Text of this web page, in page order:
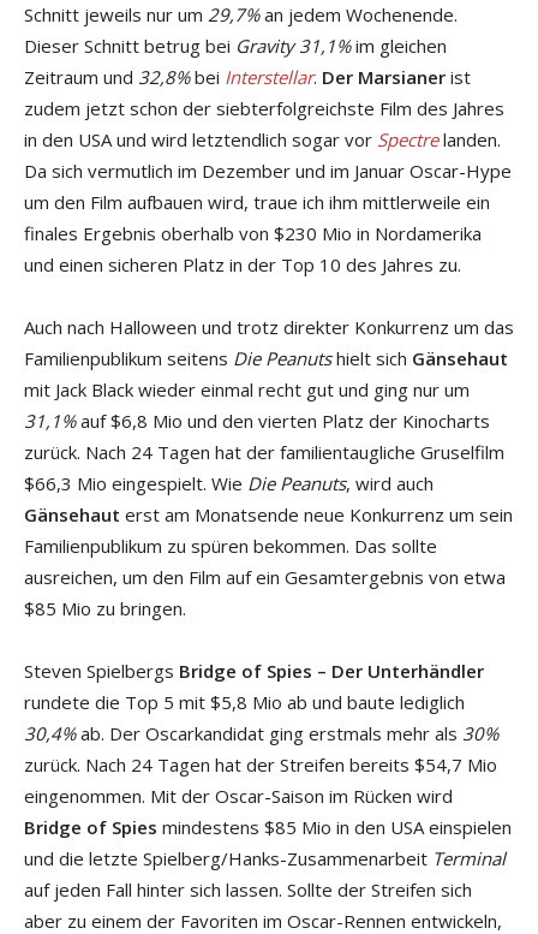
Schnitt jeweils nur um 29,7%an jedem Wochenende.
Dieser Schnitt betrug bei Gravity 31,1%im gleichen
Zeitraum und 32,8%bei Interstellar. Der Marsianer ist
zudem jetzt schon der siebterfolgreichste Film des Jahres
in den USA und wird letztendlich sogar vor Spectrelanden.
Da sich vermutlich im Dezember und im Januar Oscar-Hype
um den Film aufbauen wird, traue ich ihm mittlerweile ein
finales Ergebnis oberhalb von $230 Mio in Nordamerika
und einen sicheren Platz in der Top 10 des Jahres zu.
Auch nach Halloween und trotz direkter Konkurrenz um das
Familienpublikum seitens Die Peanutshielt sich Gänsehaut
mit Jack Black wieder einmal recht gut und ging nur um
31,1%auf $6,8 Mio und den vierten Platz der Kinocharts
zurück. Nach 24 Tagen hat der familientaugliche Gruselfilm
$66,3 Mio eingespielt. Wie Die Peanuts, wird auch
Gänsehaut erst am Monatsende neue Konkurrenz um sein
Familienpublikum zu spüren bekommen. Das sollte
ausreichen, um den Film auf ein Gesamtergebnis von etwa
$85 Mio zu bringen.
Steven Spielbergs Bridge of Spies – Der Unterhändler
rundete die Top 5 mit $5,8 Mio ab und baute lediglich
30,4%ab. Der Oscarkandidat ging erstmals mehr als 30%
zurück. Nach 24 Tagen hat der Streifen bereits $54,7 Mio
eingenommen. Mit der Oscar-Saison im Rücken wird
Bridge of Spies mindestens $85 Mio in den USA einspielen
und die letzte Spielberg/Hanks-Zusammenarbeit Terminal
auf jeden Fall hinter sich lassen. Sollte der Streifen sich
aber zu einem der Favoriten im Oscar-Rennen entwickeln,